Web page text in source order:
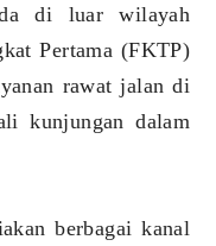
di luar wilayah
Pertama (FKTP)
rawat jalan di
kunjungan dalam
berbagai kanal